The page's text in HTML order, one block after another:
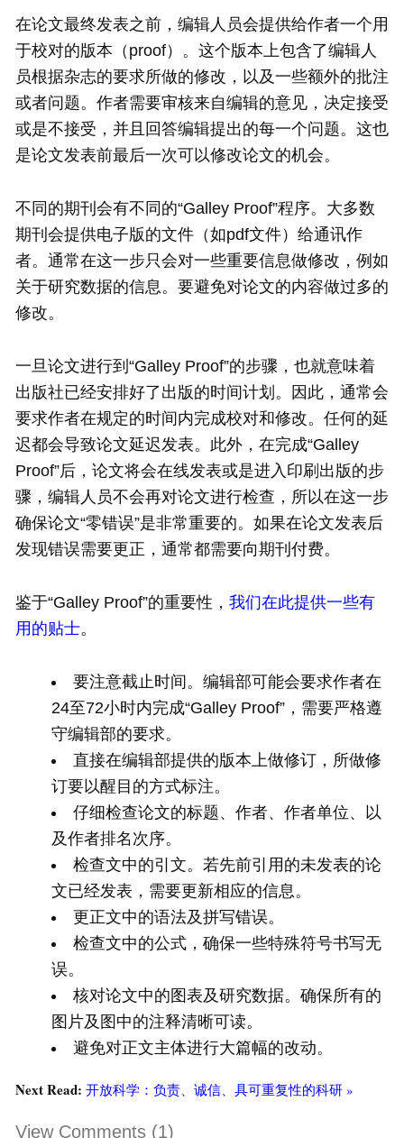
在论文最终发表之前，编辑人员会提供给作者一个用
于校对的版本（proof）。这个版本上包含了编辑人
员根据杂志的要求所做的修改，以及一些额外的批注
或者问题。作者需要审核来自编辑的意见，决定接受
或是不接受，并且回答编辑提出的每一个问题。这也
是论文发表前最后一次可以修改论文的机会。
不同的期刊会有不同的“Galley Proof”程序。大多数
期刊会提供电子版的文件（如pdf文件）给通讯作
者。通常在这一步只会对一些重要信息做修改，例如
关于研究数据的信息。要避免对论文的内容做过多的
修改。
一旦论文进行到“Galley Proof”的步骤，也就意味着
出版社已经安排好了出版的时间计划。因此，通常会
要求作者在规定的时间内完成校对和修改。任何的延
迟都会导致论文延迟发表。此外，在完成“Galley
Proof”后，论文将会在线发表或是进入印刷出版的步
骤，编辑人员不会再对论文进行检查，所以在这一步
确保论文“零错误”是非常重要的。如果在论文发表后
发现错误需要更正，通常都需要向期刊付费。
鉴于“Galley Proof”的重要性， 我们在此提供一些有
用的贴士。
要注意截止时间。编辑部可能会要求作者在
24至72小时内完成“Galley Proof”，需要严格遵
守编辑部的要求。
直接在编辑部提供的版本上做修订，所做修
订要以醒目的方式标注。
仔细检查论文的标题、作者、作者单位、以
及作者排名次序。
检查文中的引文。若先前引用的未发表的论
文已经发表，需要更新相应的信息。
更正文中的语法及拼写错误。
检查文中的公式，确保一些特殊符号书写无
误。
核对论文中的图表及研究数据。确保所有的
图片及图中的注释清晰可读。
避免对正文主体进行大篇幅的改动。
Next Read: 开放科学：负责、诚信、具可重复性的科研 »
View Comments (1)